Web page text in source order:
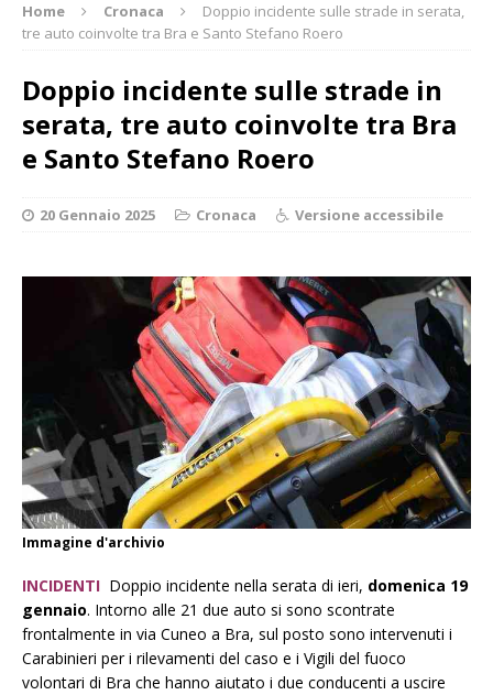
Home Cronaca
Doppio incidente sulle strade in serata,
tre auto coinvolte tra Bra e Santo Stefano Roero
Doppio incidente sulle strade in
serata, tre auto coinvolte tra Bra
e Santo Stefano Roero
20 Gennaio 2025 Cronaca Versione accessibile
Immagine d'archivio
INCIDENTI Doppio incidente nella serata di ieri, domenica 19
gennaio. Intorno alle 21 due auto si sono scontrate
frontalmente in via Cuneo a Bra, sul posto sono intervenuti i
Carabinieri per i rilevamenti del caso e i Vigili del fuoco
volontari di Bra che hanno aiutato i due conducenti a uscire